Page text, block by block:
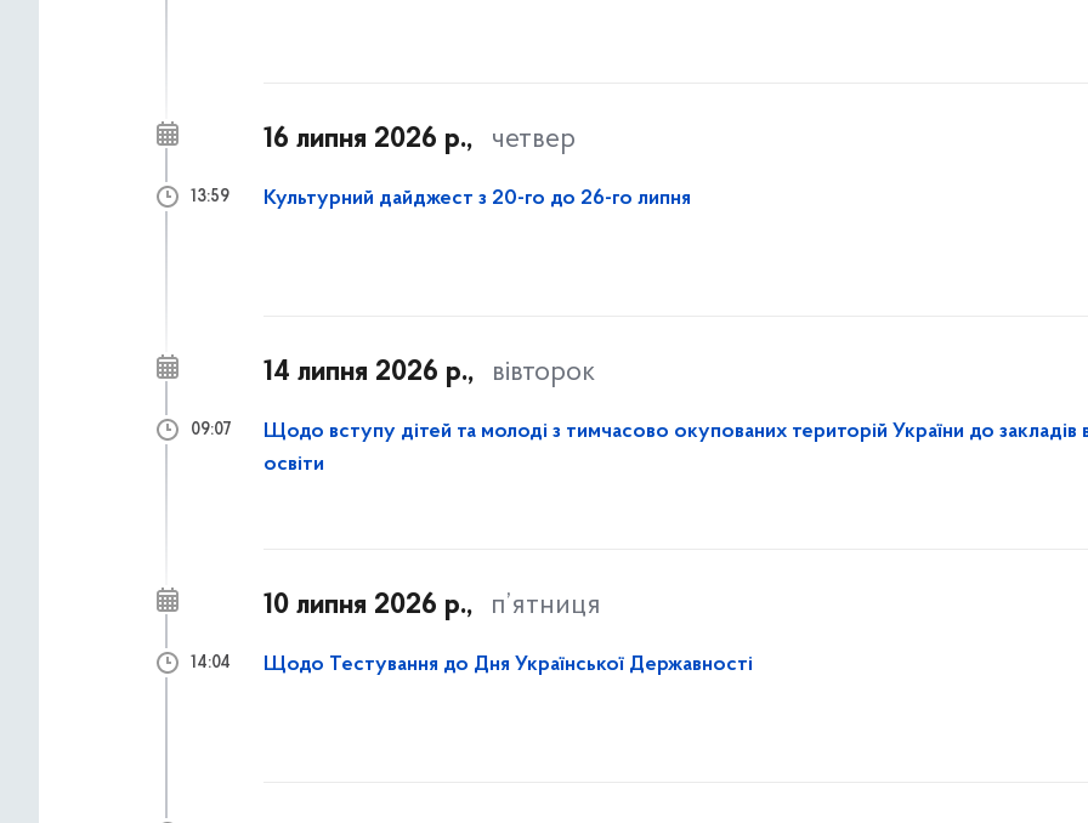
16 липня 2026 р., четвер
Культурний дайджест з 20-го до 26-го липня
13:59
14 липня 2026 р., вівторок
Щодо вступу дітей та молоді з тимчасово окупованих територій України до закладів
освіти
09:07
10 липня 2026 р., п’ятниця
Щодо Тестування до Дня Української Державності
14:04